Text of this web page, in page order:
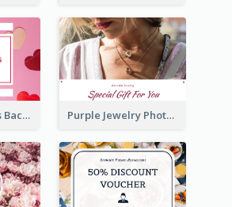
Pink Red Hearts Background Valentine's Day Gift Card Purple Jewelry Photo Special Gift For You Gift Card